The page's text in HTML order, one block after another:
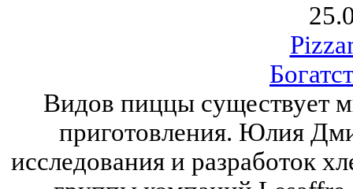
Видов пиццы существует
приготовления. Юлия
исследования и разработок